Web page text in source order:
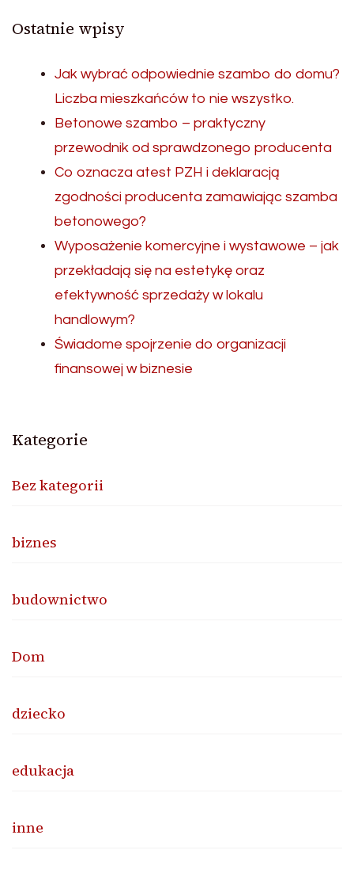
Ostatnie wpisy
Jak wybrać odpowiednie szambo do domu?
Liczba mieszkańców to nie wszystko.
Betonowe szambo – praktyczny
przewodnik od sprawdzonego producenta
Co oznacza atest PZH i deklaracją
zgodności producenta zamawiając szamba
betonowego?
Wyposażenie komercyjne i wystawowe – jak
przekładają się na estetykę oraz
efektywność sprzedaży w lokalu
handlowym?
Świadome spojrzenie do organizacji
finansowej w biznesie
Kategorie
Bez kategorii
biznes
budownictwo
Dom
dziecko
edukacja
inne